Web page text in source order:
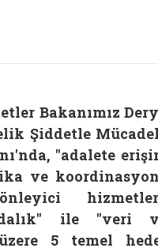
Bakanımız
Şiddetle
"adalete
ve
ile "veri
5 temel